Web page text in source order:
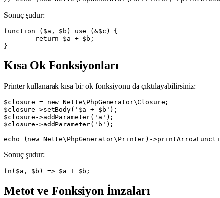
Sonuç şudur:
function ($a, $b) use (&$c) {
Kısa Ok Fonksiyonları
Printer kullanarak kısa bir ok fonksiyonu da çıktılayabilirsiniz:
$closure = new Nette\PhpGenerator\Closure;
$closure->setBody('$a + $b');
$closure->addParameter('a');
$closure->addParameter('b');
Sonuç şudur:
Metot ve Fonksiyon İmzaları